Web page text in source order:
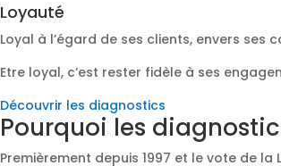
Loyauté
Loyal à l’égard de ses clients, envers
Etre loyal, c’est rester fidèle à ses
Découvrir les diagnostics
Pourquoi les
Premièrement depuis 1997 et le vote de